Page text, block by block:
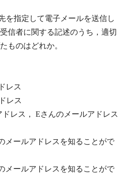
を指定して電子メールを送信し
信者に関する記述のうち，適切
ものはどれか。
レス
レス
レス， Eさんのメールアドレス
メールアドレスを知ることがで
メールアドレスを知ることがで